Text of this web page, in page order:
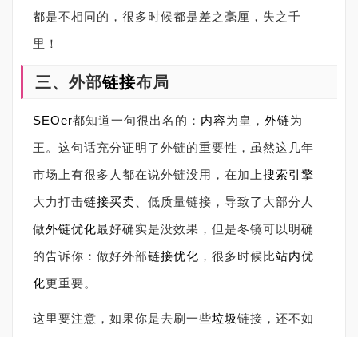
都是不相同的，很多时候都是差之毫厘，失之千
里！
三、外部链接布局
SEOer都知道一句很出名的： 内容为皇， 外链为
王。这句话充分证明了外链的重要性，虽然这几年
市场上有很多人都在说外链没用，在加上搜索引擎
大力打击链接买卖 、低质量链接，导致了大部分人
做外链优化最好确实是没效果，但是冬镜可以明确
的告诉你：做好外部链接优化 ，很多时候比站内优
化更重要。
这里要注意，如果你是去刷一些垃圾链接，还不如